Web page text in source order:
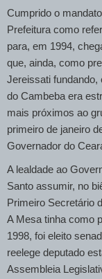
Cumprido o
Prefeitura como
para, em 1994,
que, ainda, como
Jereissati fundando,
do Cambeba era
mais próximos ao
primeiro de janeiro
Governador do
A lealdade ao
Santo assumir, no
Primeiro Secretário
A Mesa tinha como
1998, foi eleito
reelege deputado
Assembleia